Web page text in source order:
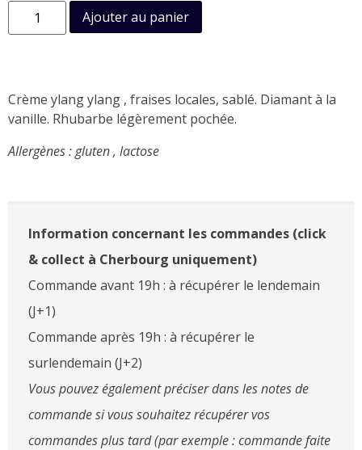
Ajouter au panier
Crème ylang ylang , fraises locales, sablé. Diamant à la
vanille. Rhubarbe légèrement pochée.
Allergènes : gluten , lactose
Information concernant les commandes (click
& collect à Cherbourg uniquement)
Commande avant 19h : à récupérer le lendemain
(J+1)
Commande après 19h : à récupérer le
surlendemain (J+2)
Vous pouvez également préciser dans les notes de
commande si vous souhaitez récupérer vos
commandes plus tard (par exemple : commande faite